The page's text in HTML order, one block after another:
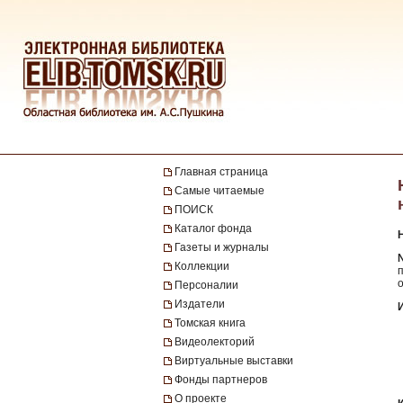
Главная страница
Самые читаемые
ПОИСК
Каталог фонда
Газеты и журналы
Коллекции
Персоналии
Издатели
Томская книга
Видеолекторий
Виртуальные выставки
Фонды партнеров
О проекте